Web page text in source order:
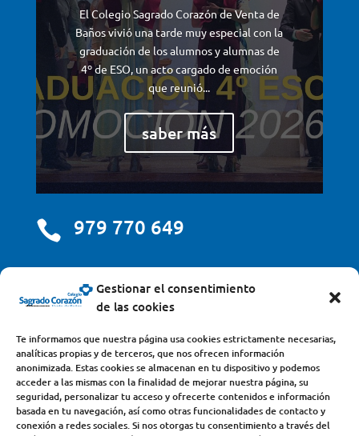
Gestionar el consentimiento
de las cookies
Te informamos que nuestra página usa cookies estrictamente necesarias,
analíticas propias y de terceros, que nos ofrecen información
anonimizada. Estas cookies se almacenan en tu dispositivo y podemos
acceder a las mismas con la finalidad de mejorar nuestra página, su
seguridad, personalizar tu acceso y ofrecerte contenidos e información
basada en tu navegación, así como otras funcionalidades de contacto y
conexión a redes sociales. Si nos otorgas tu consentimiento a través del
El Colegio Sagrado Corazón de Venta de
Baños vivió una tarde muy especial con la
graduación de los alumnos y alumnas de
4º de ESO, un acto cargado de emoción
que reunió...
saber más
 979 770 649
centro@scjdehon.com
Colegio y Seminario Sagrado Corazón
Avda. Castilla y León, s/n – 34200 – Venta de Baños
(Palencia) – Teléfono 979770649